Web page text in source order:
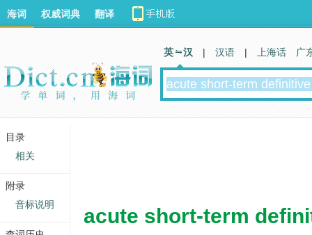
acute short-term
海词 权威词典 翻译
英 汉 | 汉语 | 上海话 广
目录
相关
附录
音标说明